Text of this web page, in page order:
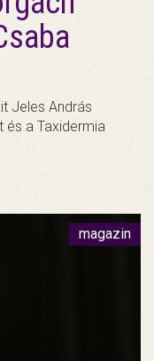
Jeles András
és a Taxidermia
magazin